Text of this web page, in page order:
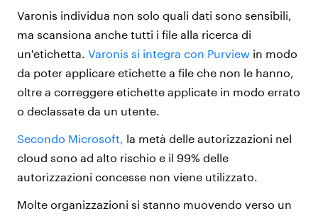
Varonis individua non solo quali dati sono sensibili,
ma scansiona anche tutti i file alla ricerca di
un'etichetta. Varonis si integra con Purview in modo
da poter applicare etichette a file che non le hanno,
oltre a correggere etichette applicate in modo errato
o declassate da un utente.
Secondo Microsoft, la metà delle autorizzazioni nel
cloud sono ad alto rischio e il 99% delle
autorizzazioni concesse non viene utilizzato.
Molte organizzazioni si stanno muovendo verso un